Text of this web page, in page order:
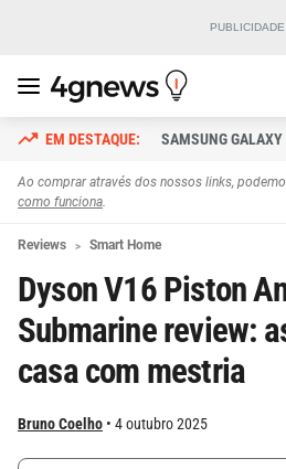
SAMSUNG GALAXY
Ao comprar através dos nossos links,
como funciona.
Reviews Smart Home
Dyson V16 Piston
Submarine review:
casa com mestria
Bruno Coelho 4 outubro 2025